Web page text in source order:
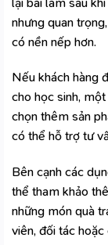
nhưng quan
có nền nếp hơn.
Nếu khách hàng
cho học sinh,
chọn thêm sản
có thể hỗ trợ tư
Bên cạnh các
thể tham khảo
những món quà
viên, đối tác